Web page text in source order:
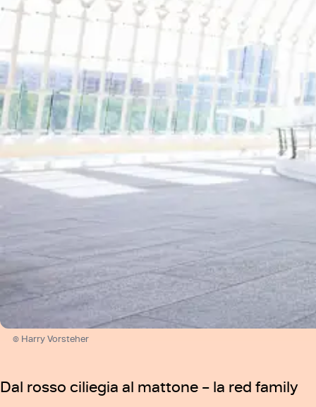
© Harry Vorsteher
Dal rosso ciliegia al mattone – la red family